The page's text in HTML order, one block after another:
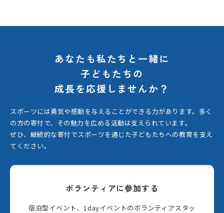
あなたも私たちと一緒に
子どもたちの
成長を応援しませんか？
スポーツには勇気や感動を与えることができる力があります。 多く
の方の寄付で、その魅力を広める活動は支えられています。
ぜひ、継続的な寄付でスポーツを通じた子どもたちへの教育を支え
てください。
ボランティアに参加する
宿泊型イベント、1dayイベントのボランティアスタッ